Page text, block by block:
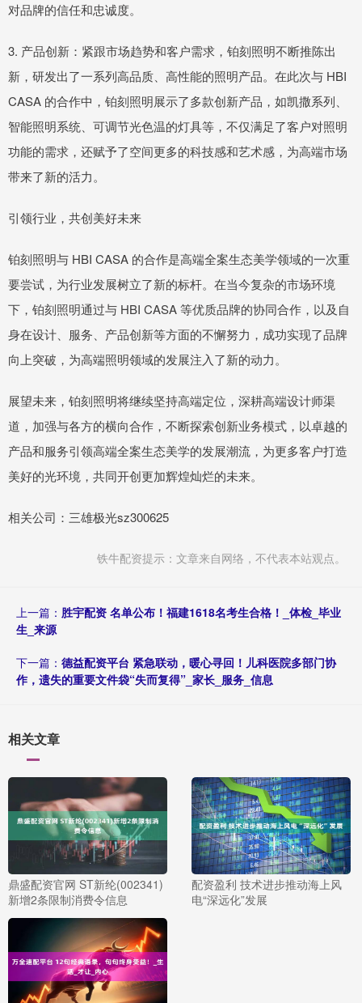
对品牌的信任和忠诚度。
3. 产品创新：紧跟市场趋势和客户需求，铂刻照明不断推陈出
新，研发出了一系列高品质、高性能的照明产品。在此次与 HBI
CASA 的合作中，铂刻照明展示了多款创新产品，如凯撒系列、
智能照明系统、可调节光色温的灯具等，不仅满足了客户对照明
功能的需求，还赋予了空间更多的科技感和艺术感，为高端市场
带来了新的活力。
引领行业，共创美好未来
铂刻照明与 HBI CASA 的合作是高端全案生态美学领域的一次重
要尝试，为行业发展树立了新的标杆。在当今复杂的市场环境
下，铂刻照明通过与 HBI CASA 等优质品牌的协同合作，以及自
身在设计、服务、产品创新等方面的不懈努力，成功实现了品牌
向上突破，为高端照明领域的发展注入了新的动力。
展望未来，铂刻照明将继续坚持高端定位，深耕高端设计师渠
道，加强与各方的横向合作，不断探索创新业务模式，以卓越的
产品和服务引领高端全案生态美学的发展潮流，为更多客户打造
美好的光环境，共同开创更加辉煌灿烂的未来。
相关公司：三雄极光sz300625
铁牛配资提示：文章来自网络，不代表本站观点。
上一篇： 胜宇配资 名单公布！福建1618名考生合格！_体检_毕业
生_来源
下一篇： 德益配资平台 紧急联动，暖心寻回！儿科医院多部门协
作，遗失的重要文件袋“失而复得”_家长_服务_信息
相关文章
鼎盛配资官网 ST新纶(002341)
新增2条限制消费令信息
配资盈利 技术进步推动海上风
电“深远化”发展